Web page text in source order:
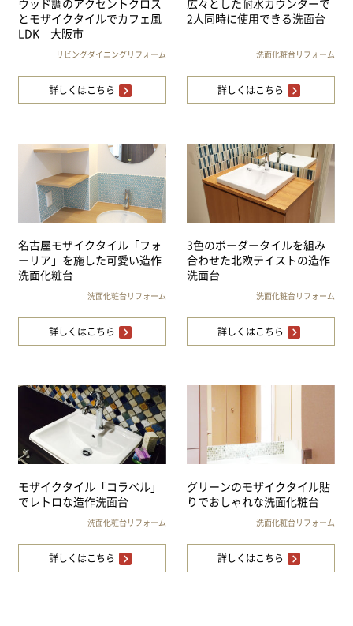
ウッド調のアクセントクロス
とモザイクタイルでカフェ風
LDK 大阪市
リビングダイニングリフォーム
詳しくはこちら
広々とした耐水カウンターで
2人同時に使用できる洗面台
洗面化粧台リフォーム
詳しくはこちら
名古屋モザイクタイル「フォ
ーリア」を施した可愛い造作
洗面化粧台
洗面化粧台リフォーム
詳しくはこちら
3色のボーダータイルを組み
合わせた北欧テイストの造作
洗面台
洗面化粧台リフォーム
詳しくはこちら
モザイクタイル「コラベル」
でレトロな造作洗面台
洗面化粧台リフォーム
詳しくはこちら
グリーンのモザイクタイル貼
りでおしゃれな洗面化粧台
洗面化粧台リフォーム
詳しくはこちら